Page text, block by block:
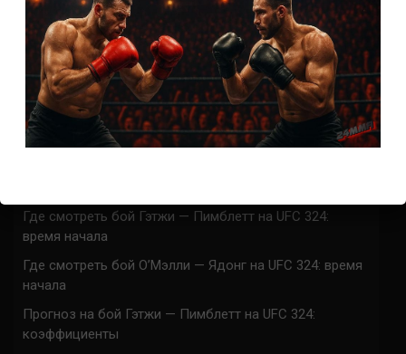
СВЕЖИЕ ЗАПИСИ
ACA 200 прямая трансляция
Марафон боев UFC 325 прямая трансляция
Где смотреть бой Гэтжи — Пимблетт на UFC 324:
время начала
Где смотреть бой О’Мэлли — Ядонг на UFC 324: время
начала
Прогноз на бой Гэтжи — Пимблетт на UFC 324:
коэффициенты